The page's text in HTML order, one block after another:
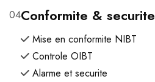
04Conformite & securite
Mise en conformite NIBT
Controle OIBT
Alarme et securite